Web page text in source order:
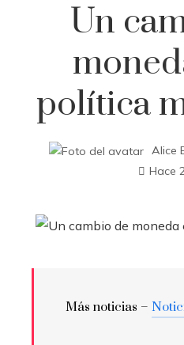
Un
política
Alice
Hace
Más noticias –